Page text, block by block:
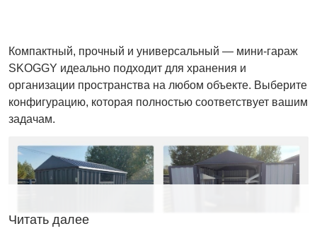
Компактный, прочный и универсальный — мини-гараж
SKOGGY идеально подходит для хранения и
организации пространства на любом объекте. Выберите
конфигурацию, которая полностью соответствует вашим
задачам.
Читать далее